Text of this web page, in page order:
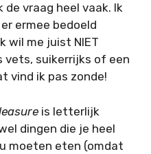
vraag heel vaak. Ik
ermee bedoeld
wil me juist NIET
vets, suikerrijks of een
vind ik pas zonde!
is letterlijk
dingen die je heel
moeten eten (omdat